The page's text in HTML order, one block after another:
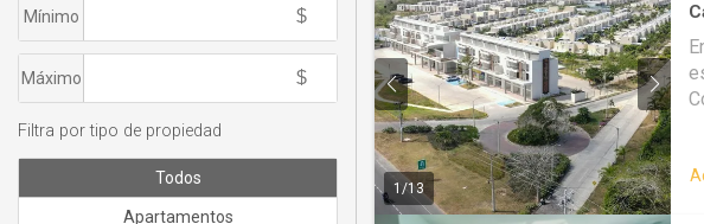
1 /13
Mínimo
Máximo
Filtra por tipo de propiedad
Todos
Apartamentos